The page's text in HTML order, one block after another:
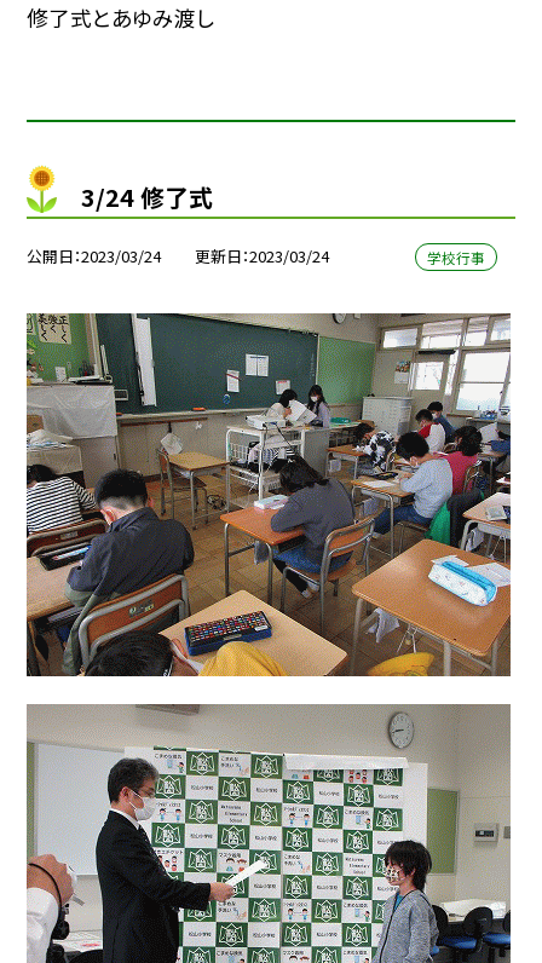
修了式とあゆみ渡し
3/24 修了式
公開日 2023/03/24 更新日 2023/03/24 学校行事